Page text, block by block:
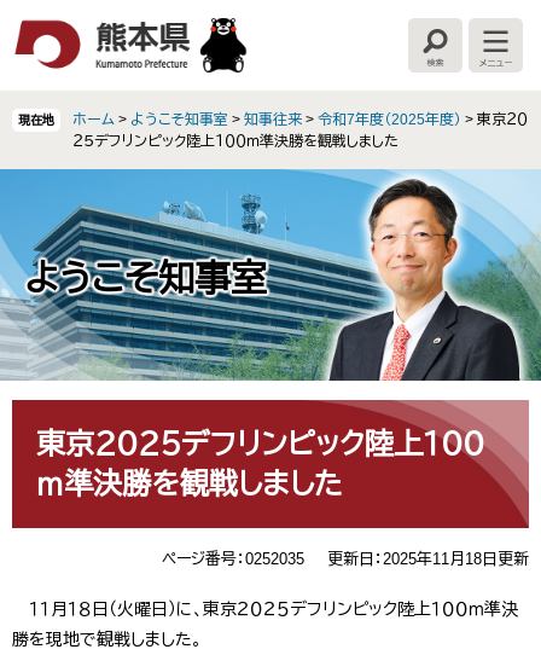
本
文
へ
検
索
メ
ニ
ー
現在地 ホーム > ようこそ知事室 > 知事往来 > 令和7年度（2025年度） > 東京２０
２５デフリンピック陸上１００ｍ準決勝を観戦しました
ようこそ知事室
東京２０２５デフリンピック陸上１００
ｍ準決勝を観戦しました
ページ番号：0252035 更新日：2025年11月18日更新
１１月１８日（火曜日）に、東京２０２５デフリンピック陸上１００ｍ準決
勝を現地で観戦しました。